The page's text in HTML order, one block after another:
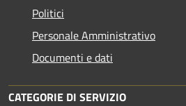
Politici
Personale Amministrativo
Documenti e dati
CATEGORIE DI SERVIZIO